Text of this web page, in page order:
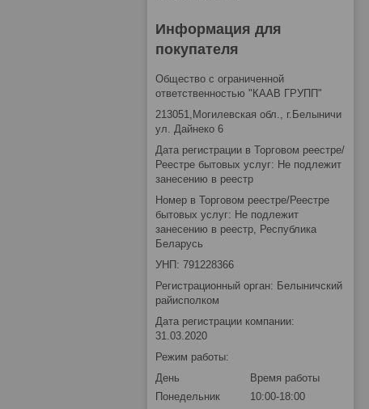
Информация для
покупателя
Общество с ограниченной
ответственностью "КААВ ГРУПП"
213051,Могилевская обл., г.Белыничи
ул. Дайнеко 6
Дата регистрации в Торговом реестре/
Реестре бытовых услуг: Не подлежит
занесению в реестр
Номер в Торговом реестре/Реестре
бытовых услуг: Не подлежит
занесению в реестр, Республика
Беларусь
УНП: 791228366
Регистрационный орган: Белыничский
райисполком
Дата регистрации компании:
31.03.2020
Режим работы:
День
Время работы
Понедельник
10:00-18:00